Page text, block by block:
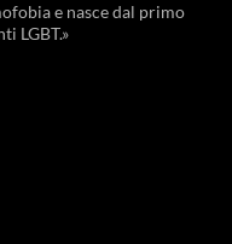
e nasce dal primo
LGBT.»